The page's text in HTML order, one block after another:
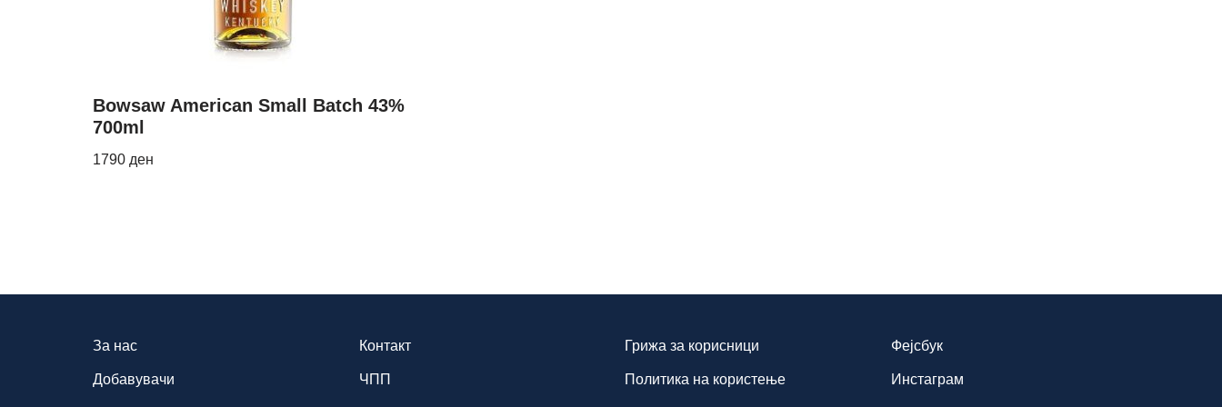
Bowsaw American Small Batch 43%
700ml
1790 ден
За нас
Добавувачи
Контакт
ЧПП
Грижа за корисници
Политика на користење
Фејсбук
Инстаграм